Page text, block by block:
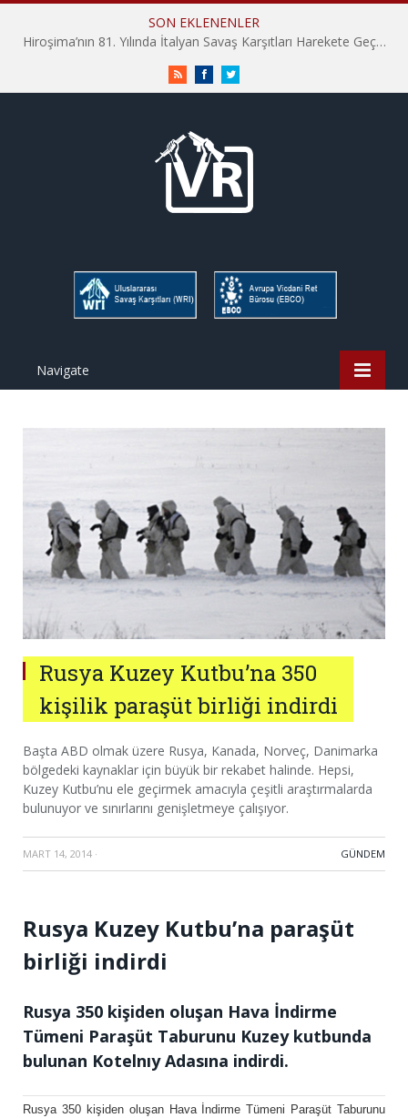
SON EKLENENLER
Hiroşima’nın 81. Yılında İtalyan Savaş Karşıtları Harekete Geçti: “Hatırlamak yeterli değil”
RSS FacebookTwitter
Navigate
Rusya Kuzey Kutbu’na 350
kişilik paraşüt birliği indirdi
Başta ABD olmak üzere Rusya, Kanada, Norveç, Danimarka
bölgedeki kaynaklar için büyük bir rekabet halinde. Hepsi,
Kuzey Kutbu’nu ele geçirmek amacıyla çeşitli araştırmalarda
bulunuyor ve sınırlarını genişletmeye çalışıyor.
MART 14, 2014 · GÜNDEM
Rusya Kuzey Kutbu’na paraşüt
birliği indirdi
Rusya 350 kişiden oluşan Hava İndirme
Tümeni Paraşüt Taburunu Kuzey kutbunda
bulunan Kotelnıy Adasına indirdi.
Rusya 350 kişiden oluşan Hava İndirme Tümeni Paraşüt Taburunu